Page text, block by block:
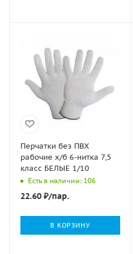
Перчатки без ПВХ
рабочие х/б 6-нитка 7,5
класс БЕЛЫЕ 1/10
Есть в наличии: 106
22.60 ₽/пар.
В КОРЗИНУ